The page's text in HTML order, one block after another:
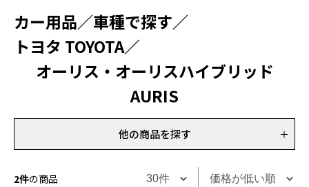
カー用品／車種で探す／
トヨタ TOYOTA／
オーリス・オーリスハイブリッド
AURIS
他の商品を探す
2件の商品